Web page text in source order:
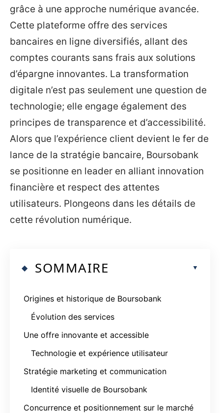
grâce à une approche numérique avancée.
Cette plateforme offre des services
bancaires en ligne diversifiés, allant des
comptes courants sans frais aux solutions
d’épargne innovantes. La transformation
digitale n’est pas seulement une question de
technologie; elle engage également des
principes de transparence et d’accessibilité.
Alors que l’expérience client devient le fer de
lance de la stratégie bancaire, Boursobank
se positionne en leader en alliant innovation
financière et respect des attentes
utilisateurs. Plongeons dans les détails de
cette révolution numérique.
SOMMAIRE
Origines et historique de Boursobank
Évolution des services
Une offre innovante et accessible
Technologie et expérience utilisateur
Stratégie marketing et communication
Identité visuelle de Boursobank
Concurrence et positionnement sur le marché